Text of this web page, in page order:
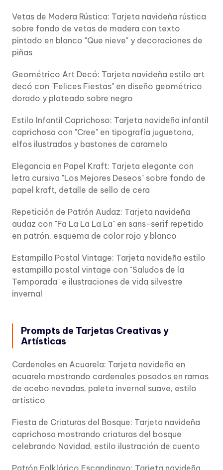
Vetas de Madera Rústica: Tarjeta navideña rústica
sobre fondo de vetas de madera con texto
pintado en blanco "Que nieve" y decoraciones de
piñas
Geométrico Art Decó: Tarjeta navideña estilo art
decó con "Felices Fiestas" en diseño geométrico
dorado y plateado sobre negro
Estilo Infantil Caprichoso: Tarjeta navideña infantil
caprichosa con "Cree" en tipografía juguetona,
elfos ilustrados y bastones de caramelo
Elegancia en Papel Kraft: Tarjeta elegante con
letra cursiva "Los Mejores Deseos" sobre fondo de
papel kraft, detalle de sello de cera
Repetición de Patrón Audaz: Tarjeta navideña
audaz con "Fa La La La La" en sans-serif repetido
en patrón, esquema de color rojo y blanco
Estampilla Postal Vintage: Tarjeta navideña estilo
estampilla postal vintage con "Saludos de la
Temporada" e ilustraciones de vida silvestre
invernal
Prompts de Tarjetas Creativas y
Artísticas
Cardenales en Acuarela: Tarjeta navideña en
acuarela mostrando cardenales posados en ramas
de acebo nevadas, paleta invernal suave, estilo
artístico
Fiesta de Criaturas del Bosque: Tarjeta navideña
caprichosa mostrando criaturas del bosque
celebrando Navidad, estilo ilustración de cuento
Patrón Folklórico Escandinavo: Tarjeta navideña